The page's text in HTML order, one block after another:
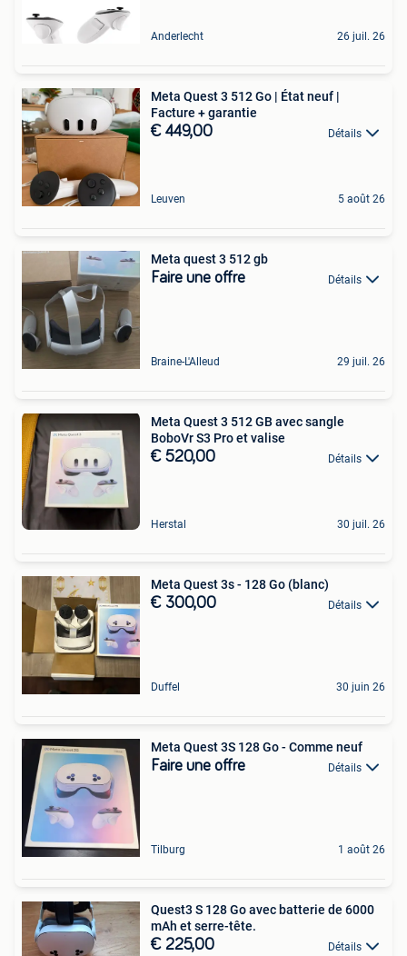
Anderlecht 26 juil. 26
Meta Quest 3 512 Go | État neuf |
Facture + garantie
€ 449,00 Détails
Leuven 5 août 26
Meta quest 3 512 gb
Faire une offre Détails
Braine-L'Alleud 29 juil. 26
Meta Quest 3 512 GB avec sangle
BoboVr S3 Pro et valise
€ 520,00 Détails
Herstal 30 juil. 26
Meta Quest 3s - 128 Go (blanc)
€ 300,00 Détails
Duffel 30 juin 26
Meta Quest 3S 128 Go - Comme neuf
Faire une offre Détails
Tilburg 1 août 26
Quest3 S 128 Go avec batterie de 6000
mAh et serre-tête.
€ 225,00 Détails